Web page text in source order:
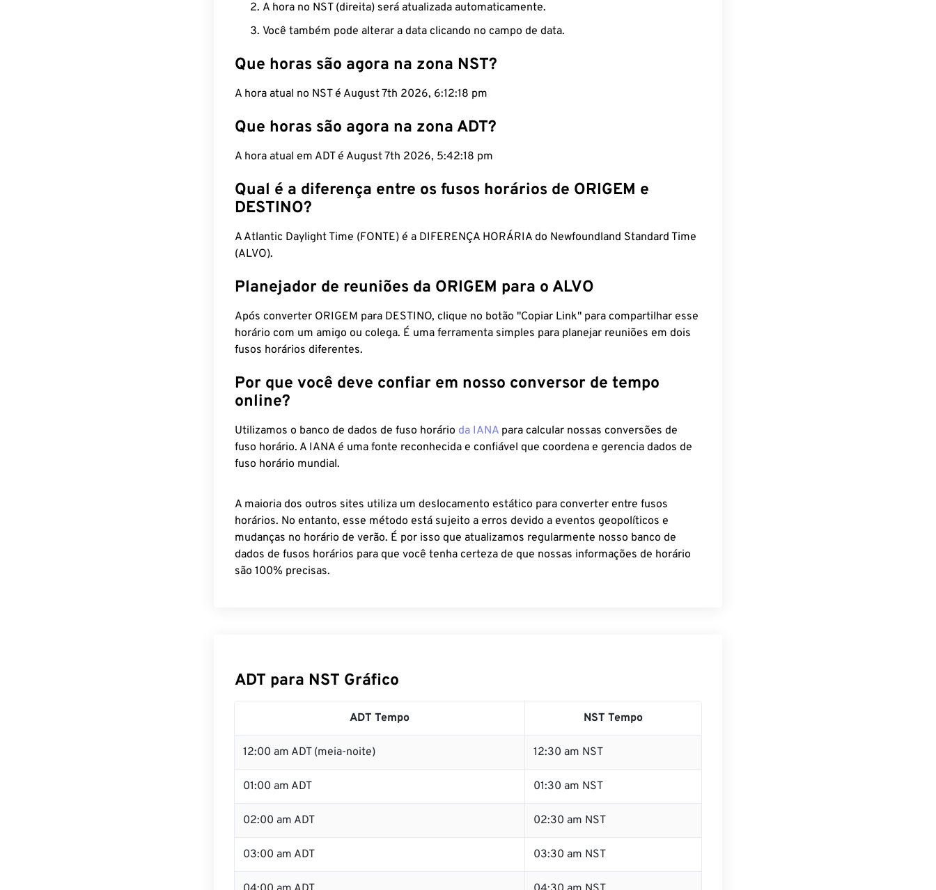
A hora no NST (direita) será atualizada automaticamente.
Você também pode alterar a data clicando no campo de data.
Que horas são agora na zona NST?
A hora atual no NST é August 7th 2026, 6:12:19 pm
Que horas são agora na zona ADT?
A hora atual em ADT é August 7th 2026, 5:42:19 pm
Qual é a diferença entre os fusos horários de ORIGEM e
DESTINO?
A Atlantic Daylight Time (FONTE) é a DIFERENÇA HORÁRIA do Newfoundland Standard Time
(ALVO).
Planejador de reuniões da ORIGEM para o ALVO
Após converter ORIGEM para DESTINO, clique no botão "Copiar Link" para compartilhar esse
horário com um amigo ou colega. É uma ferramenta simples para planejar reuniões em dois
fusos horários diferentes.
Por que você deve confiar em nosso conversor de tempo
online?
Utilizamos o banco de dados de fuso horário da IANA para calcular nossas conversões de
fuso horário. A IANA é uma fonte reconhecida e confiável que coordena e gerencia dados de
fuso horário mundial.
A maioria dos outros sites utiliza um deslocamento estático para converter entre fusos
horários. No entanto, esse método está sujeito a erros devido a eventos geopolíticos e
mudanças no horário de verão. É por isso que atualizamos regularmente nosso banco de
dados de fusos horários para que você tenha certeza de que nossas informações de horário
são 100% precisas.
ADT para NST Gráfico
ADT Tempo NST Tempo
12:00 am ADT (meia-noite) 12:30 am NST
01:00 am ADT 01:30 am NST
02:00 am ADT 02:30 am NST
03:00 am ADT 03:30 am NST